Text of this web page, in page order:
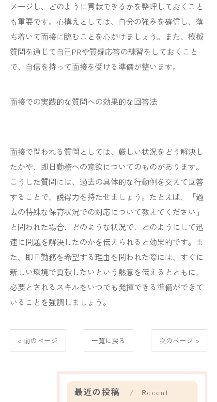
メージし、どのように貢献できるかを整理しておくこと
も重要です。心構えとしては、自分の強みを確信し、落
ち着いて面接に臨むことを心がけましょう。また、模擬
質問を通じて自己PRや質疑応答の練習をしておくこと
で、自信を持って面接を受ける準備が整います。
面接での実践的な質問への効果的な回答法
面接で問われる質問としては、厳しい状況をどう解決し
たかや、即日勤務への意欲についてのものがあります。
こうした質問には、過去の具体的な行動例を交えて回答
することで、説得力を持たせましょう。たとえば、「過
去の特殊な保育状況での対応について教えてください」
と問われた場合、どのような状況で、どのようにして迅
速に問題を解決したのかを伝えられると効果的です。ま
た、即日勤務を希望する理由を問われた際には、すぐに
新しい環境で貢献したいという熱意を伝えるとともに、
必要とされるスキルをいつでも発揮できる準備ができて
いることを強調しましょう。
< 前のページ 一覧に戻る 次のページ >
最近の投稿
Recent